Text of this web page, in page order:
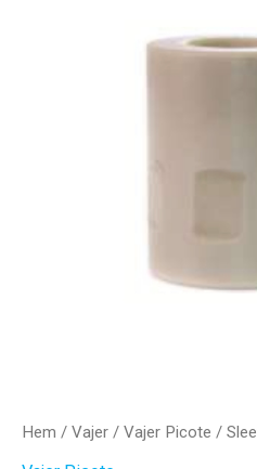
Hem / Vajer / Vajer Picote /